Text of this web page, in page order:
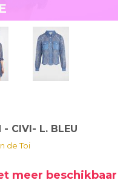
- CIVI- L. BLEU
de Toi
meer beschikbaar